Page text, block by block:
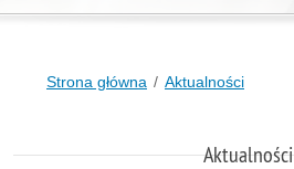
Strona główna Aktualności
Aktualności